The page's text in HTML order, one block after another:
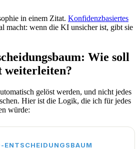
in einem Zitat. Konfidenzbasiertes
macht: wenn die KI unsicher ist, gibt sie
Wie soll
weiterleiten?
gelöst werden, und nicht jedes
Hier ist die Logik, die ich für jedes
würde: